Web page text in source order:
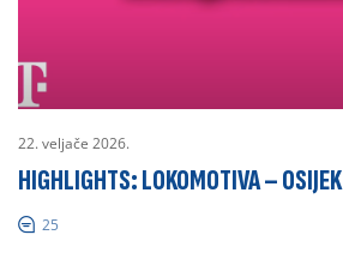
22. veljače 2026.
HIGHLIGHTS: LOKOMOTIVA – OSIJEK
25